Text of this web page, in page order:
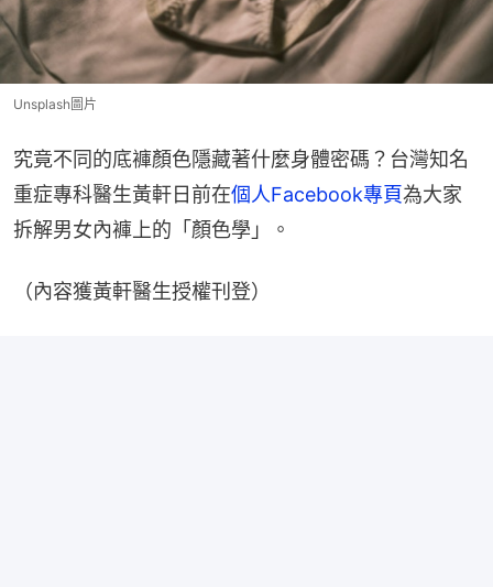
Unsplash圖片
究竟不同的底褲顏色隱藏著什麼身體密碼？台灣知名
重症專科醫生黃軒日前在個人Facebook專頁為大家
拆解男女內褲上的「顏色學」。
（內容獲黃軒醫生授權刊登）